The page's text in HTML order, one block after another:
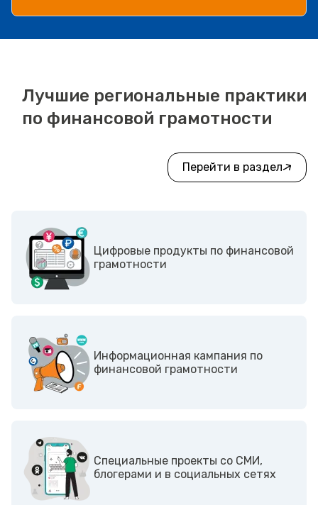
Лучшие региональные практики
по финансовой грамотности
Перейти в раздел
Цифровые продукты по финансовой
грамотности
Информационная кампания по
финансовой грамотности
Cпециальные проекты со СМИ,
блогерами и в социальных сетях